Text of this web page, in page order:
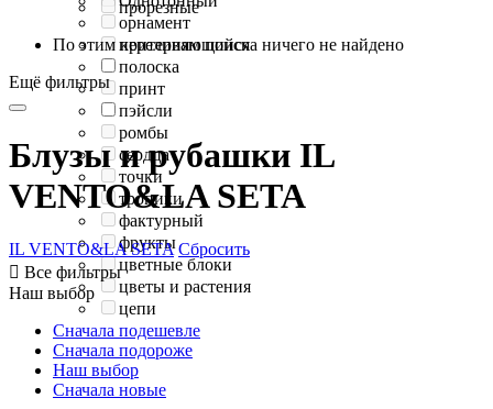
орнамент
переливающийся
полоска
принт
пэйсли
ромбы
сердца
точки
тропики
фактурный
фрукты
цветные блоки
цветы и растения
цепи
прорезные
По этим критериям поиска ничего не найдено
Ещё фильтры
Блузы и рубашки IL
VENTO&LA SETA
IL VENTO&LA SETA Сбросить
 Все фильтры
Наш выбор
Сначала подешевле
Сначала подороже
Наш выбор
Сначала новые